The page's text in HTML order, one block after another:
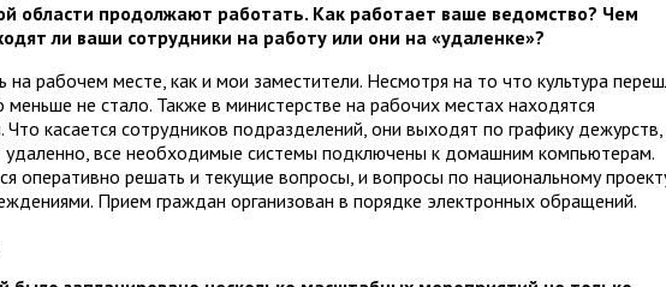
области продолжают работать. Как работает ваше ведомство? Чем
ли ваши сотрудники на работу или они на «удаленке»?
рабочем месте, как и мои заместители. Несмотря на то что культура
не стало. Также в министерстве на рабочих местах находятся
Что касается сотрудников подразделений, они выходят по графику
все необходимые системы подключены к домашним компьютерам.
оперативно решать и текущие вопросы, и вопросы по национальному
Прием граждан организован в порядке электронных обращений.